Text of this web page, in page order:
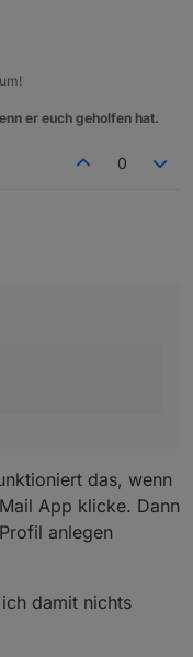
er euch geholfen hat.
0
das, wenn
App klicke. Dann
anlegen
damit nichts